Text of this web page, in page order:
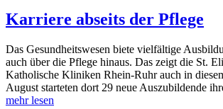
Karriere abseits der Pflege
Das Gesundheitswesen biete vielfältige
auch über die Pflege hinaus. Das zeigt die St.
Katholische Kliniken Rhein-Ruhr auch in
August starteten dort 29 neue Auszubildende
mehr lesen